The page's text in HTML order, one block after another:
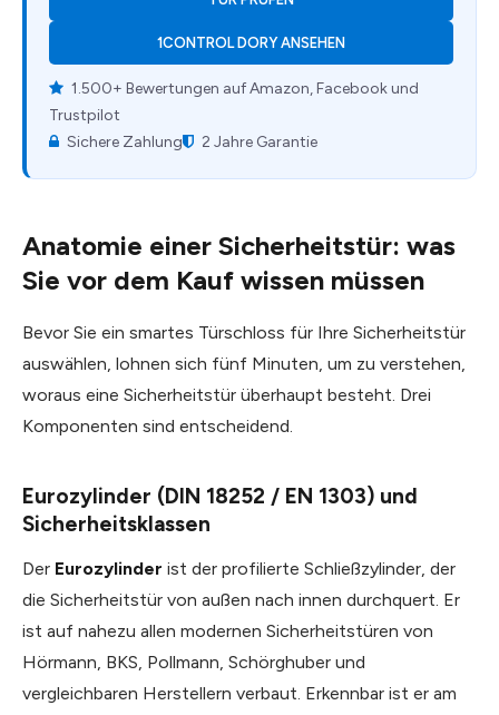
1CONTROL DORY ANSEHEN
1.500+ Bewertungen auf Amazon, Facebook und
Trustpilot
Sichere Zahlung
2 Jahre Garantie
Anatomie einer Sicherheitstür: was
Sie vor dem Kauf wissen müssen
Bevor Sie ein smartes Türschloss für Ihre Sicherheitstür
auswählen, lohnen sich fünf Minuten, um zu verstehen,
woraus eine Sicherheitstür überhaupt besteht. Drei
Komponenten sind entscheidend.
Eurozylinder (DIN 18252 / EN 1303) und
Sicherheitsklassen
Der Eurozylinder ist der profilierte Schließzylinder, der
die Sicherheitstür von außen nach innen durchquert. Er
ist auf nahezu allen modernen Sicherheitstüren von
Hörmann, BKS, Pollmann, Schörghuber und
vergleichbaren Herstellern verbaut. Erkennbar ist er am